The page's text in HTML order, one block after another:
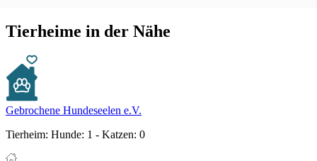
Tierheime in der Nähe
Gebrochene Hundeseelen e.V.
Tierheim: Hunde: 1 - Katzen: 0